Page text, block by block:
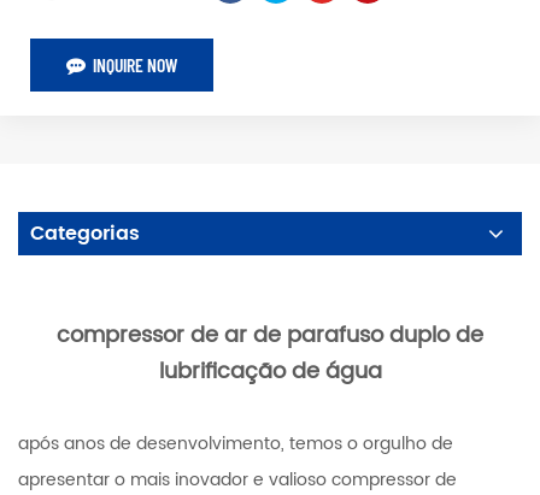
INQUIRE NOW
Categorias
compressor de ar de parafuso duplo de
lubrificação de água
após anos de desenvolvimento, temos o orgulho de
apresentar o mais inovador e valioso compressor de